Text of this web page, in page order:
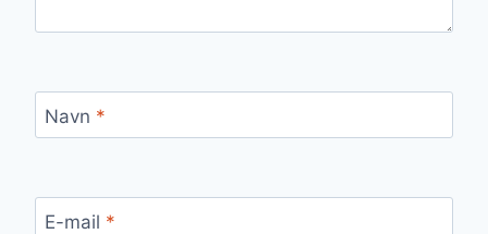
Navn *
E-mail *